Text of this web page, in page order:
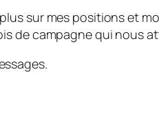
sur mes positions et
de campagne qui nous